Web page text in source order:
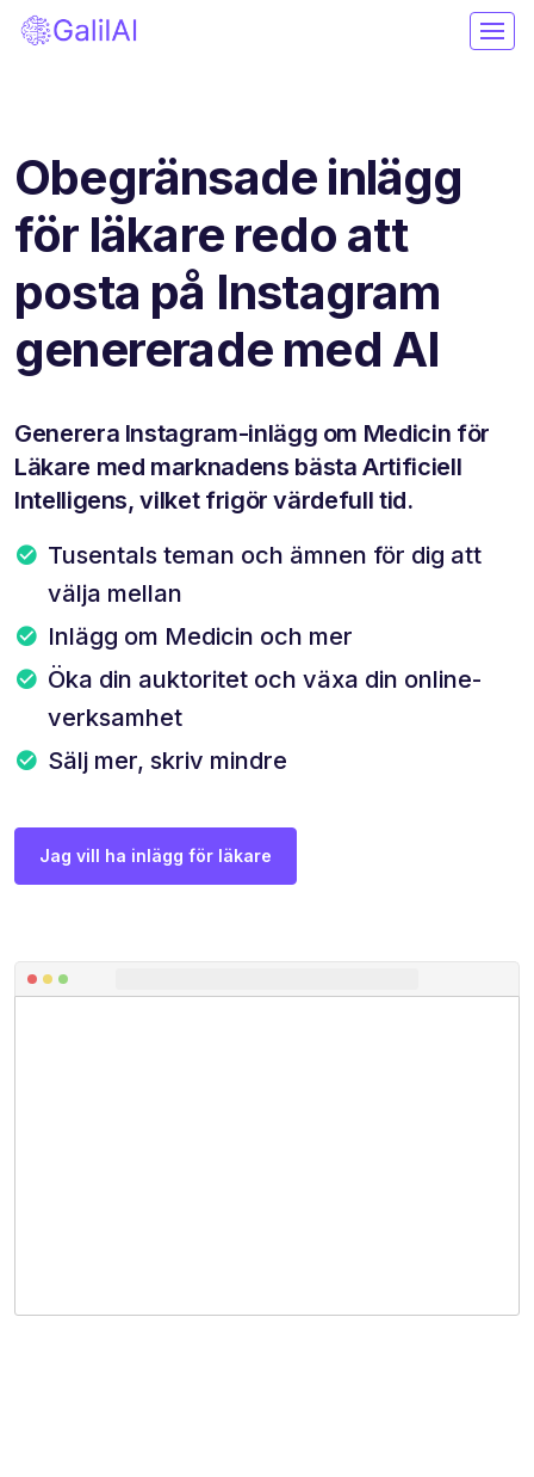
Obegränsade inlägg
för läkare redo att
posta på Instagram
genererade med AI
Generera Instagram-inlägg om Medicin för
Läkare med marknadens bästa Artificiell
Intelligens, vilket frigör värdefull tid.
Tusentals teman och ämnen för dig att
välja mellan
Inlägg om Medicin och mer
Öka din auktoritet och växa din online-
verksamhet
Sälj mer, skriv mindre
Jag vill ha inlägg för läkare